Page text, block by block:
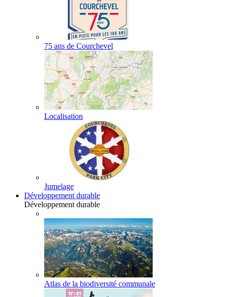
75 ans de Courchevel
Localisation
Jumelage
Développement durable
Développement durable
Atlas de la biodiversité communale